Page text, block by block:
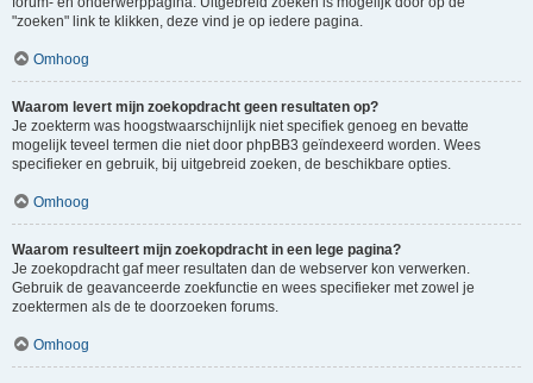
"zoeken" link te klikken, deze vind je op iedere pagina.
Omhoog
Waarom levert mijn zoekopdracht geen resultaten op?
Je zoekterm was hoogstwaarschijnlijk niet specifiek genoeg en bevatte
mogelijk teveel termen die niet door phpBB3 geïndexeerd worden. Wees
specifieker en gebruik, bij uitgebreid zoeken, de beschikbare opties.
Omhoog
Waarom resulteert mijn zoekopdracht in een lege pagina?
Je zoekopdracht gaf meer resultaten dan de webserver kon verwerken.
Gebruik de geavanceerde zoekfunctie en wees specifieker met zowel je
zoektermen als de te doorzoeken forums.
Omhoog